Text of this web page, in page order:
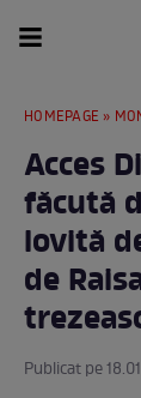
HOMEPAGE »
Acces
făcută
lovită
de
Publicat pe